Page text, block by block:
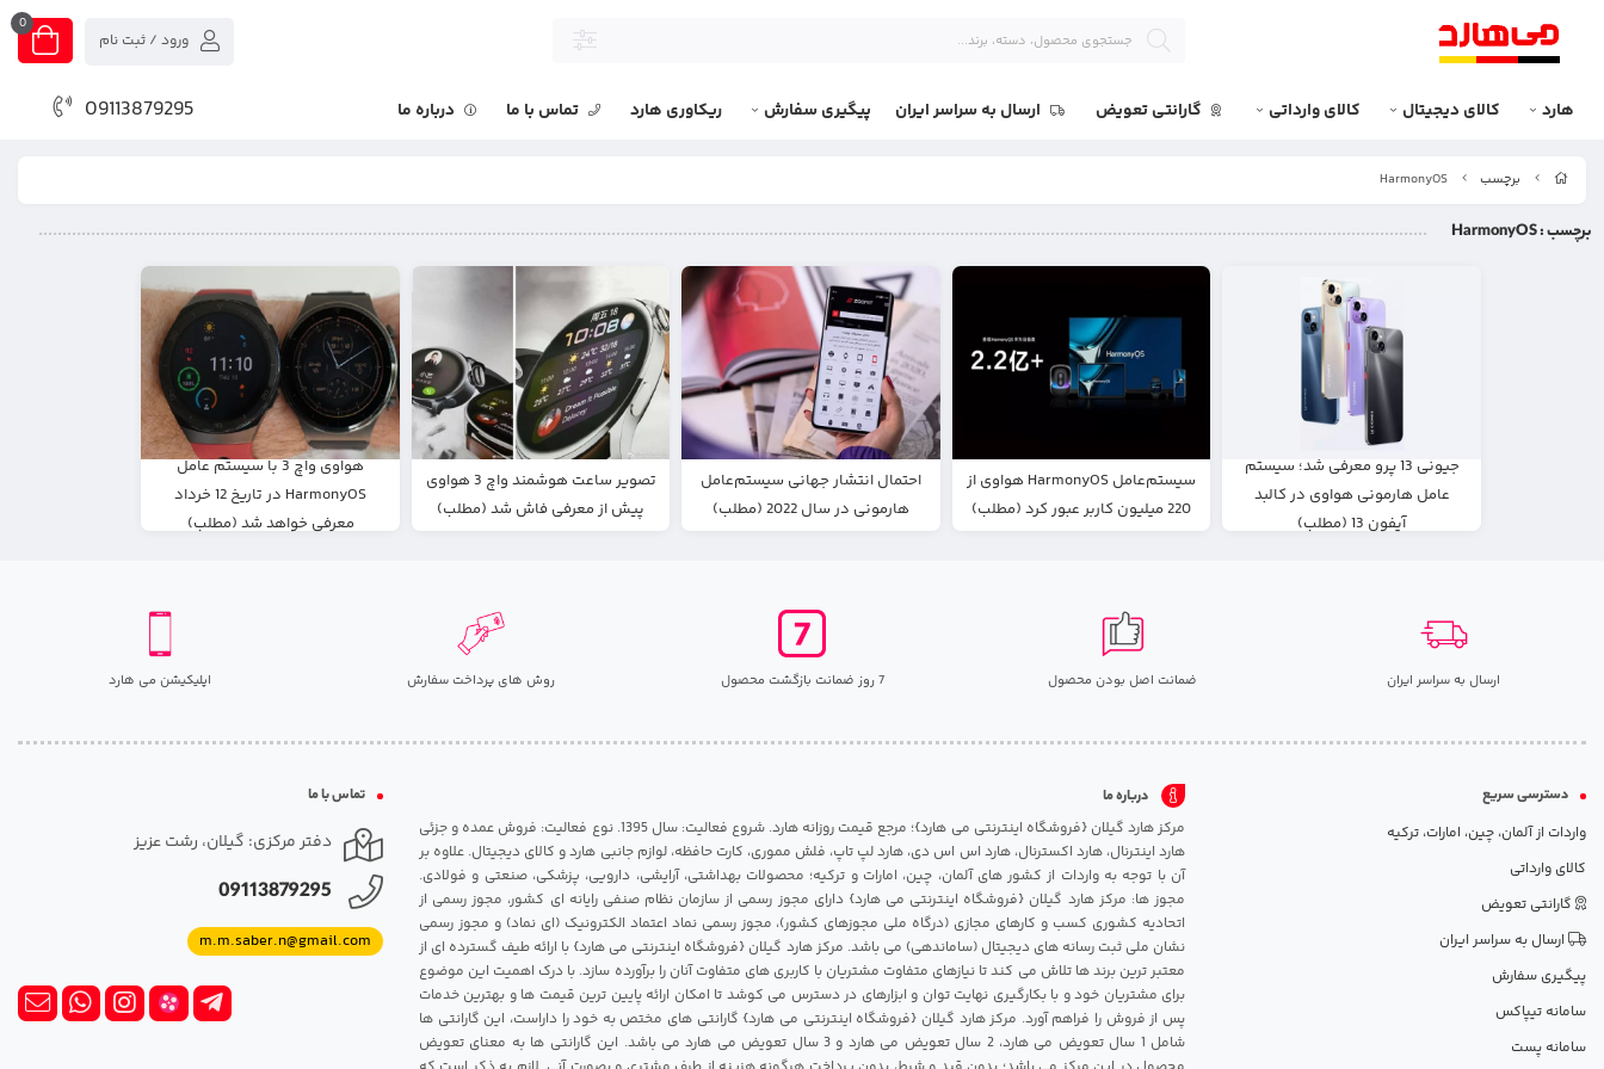
0
ورود / ثبت نام
هارد کالای دیجیتال کالای وارداتی گارانتی تعویض ارسال به سراسر ایران پیگیری سفارش ریکاوری هارد تماس با ما درباره ما 09113879295
برچسب HarmonyOS
برچسب: HarmonyOS
جیونی 13 پرو معرفی شد؛ سیستم
عامل هارمونی هواوی در کالبد
آیفون 13 (مطلب)
سیستم‌عامل HarmonyOS هواوی از
220 میلیون کاربر عبور کرد (مطلب)
احتمال انتشار جهانی سیستم‌عامل
هارمونی در سال 2022 (مطلب)
تصویر ساعت هوشمند واچ 3 هواوی
پیش از معرفی فاش شد (مطلب)
هواوی واچ 3 با سیستم عامل
HarmonyOS در تاریخ 12 خرداد
معرفی خواهد شد (مطلب)
ارسال به سراسر ایران ضمانت اصل بودن محصول 7 روز ضمانت بازگشت محصول روش های پرداخت سفارش اپلیکیشن می هارد
دسترسی سریع
واردات از آلمان، چین، امارات، ترکیه
کالای وارداتی
گارانتی تعویض
ارسال به سراسر ایران
پیگیری سفارش
سامانه تیپاکس
سامانه پست
درباره ما
مرکز هارد گیلان {فروشگاه اینترنتی می هارد}؛ مرجع قیمت روزانه هارد. شروع فعالیت: سال 1395. نوع فعالیت: فروش عمده و جزئی
هارد اینترنال، هارد اکسترنال، هارد اس اس دی، هارد لپ تاپ، فلش مموری، کارت حافظه، لوازم جانبی هارد و کالای دیجیتال. علاوه بر
آن با توجه به واردات از کشور های آلمان، چین، امارات و ترکیه؛ محصولات بهداشتی، آرایشی، دارویی، پزشکی، صنعتی و فولادی.
مجوز ها: مرکز هارد گیلان {فروشگاه اینترنتی می هارد} دارای مجوز رسمی از سازمان نظام صنفی رایانه ای کشور، مجوز رسمی از
اتحادیه کشوری کسب و کارهای مجازی (درگاه ملی مجوزهای کشور)، مجوز رسمی نماد اعتماد الکترونیک (ای نماد) و مجوز رسمی
نشان ملی ثبت رسانه های دیجیتال (ساماندهی) می باشد. مرکز هارد گیلان {فروشگاه اینترنتی می هارد} با ارائه طیف گسترده ای از
معتبر ترین برند ها تلاش می کند تا نیازهای متفاوت مشتریان با کاربری های متفاوت آنان را برآورده سازد. با درک اهمیت این موضوع
برای مشتریان خود و با بکارگیری نهایت توان و ابزارهای در دسترس می کوشد تا امکان ارائه پایین ترین قیمت ها و بهترین خدمات
پس از فروش را فراهم آورد. مرکز هارد گیلان {فروشگاه اینترنتی می هارد} گارانتی های مختص به خود را داراست، این گارانتی ها
شامل 1 سال تعویض می هارد، 2 سال تعویض می هارد و 3 سال تعویض می هارد می باشد. این گارانتی ها به معنای تعویض
تماس با ما
دفتر مرکزی: گیلان، رشت عزیز
09113879295
m.m.saber.n@gmail.com